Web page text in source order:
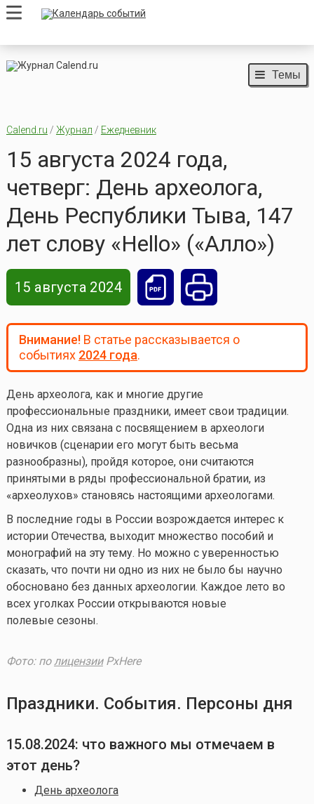
Темы
Calend.ru / Журнал / Ежедневник
15 августа 2024 года,
четверг: День археолога,
День Республики Тыва, 147
лет слову «Нello» («Алло»)
15 августа 2024
Внимание!В статье рассказывается о
событиях 2024 года.
День археолога, как и многие другие
профессиональные праздники, имеет свои традиции.
Одна из них связана с посвящением в археологи
новичков (сценарии его могут быть весьма
разнообразны), пройдя которое, они считаются
принятыми в ряды профессиональной братии, из
«археолухов» становясь настоящими археологами.
В последние годы в России возрождается интерес к
истории Отечества, выходит множество пособий и
монографий на эту тему. Но можно с уверенностью
сказать, что почти ни одно из них не было бы научно
обосновано без данных археологии. Каждое лето во
всех уголках России открываются новые
полевые сезоны.
Фото: полицензииPxHere
Праздники. События. Персоны дня
15.08.2024: что важного мы отмечаем в
этот день?
День археолога